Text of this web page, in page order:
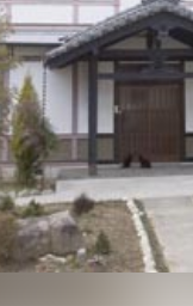
Östliches
Ehime
Shimane